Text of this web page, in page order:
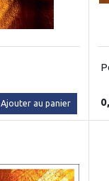
Ajouter au panier